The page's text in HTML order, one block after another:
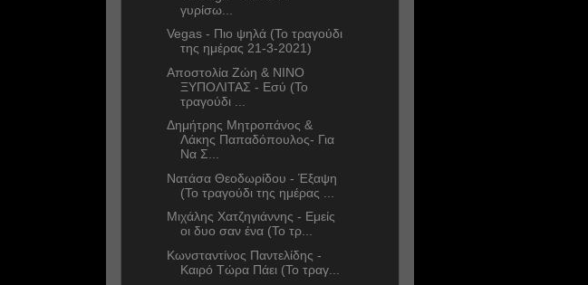
γυρίσω...
Vegas - Πιο ψηλά (Το τραγούδι
της ημέρας 21-3-2021)
Αποστολία Ζώη & ΝΙΝΟ
ΞΥΠΟΛΙΤΑΣ - Εσύ (Το
τραγούδι ...
Δημήτρης Μητροπάνος &
Λάκης Παπαδόπουλος- Για
Να Σ...
Νατάσα Θεοδωρίδου - Έξαψη
(Το τραγούδι της ημέρας ...
Μιχάλης Χατζηγιάννης - Εμείς
οι δυο σαν ένα (Το τρ...
Κωνσταντίνος Παντελίδης -
Καιρό Τώρα Πάει (Το τραγ...